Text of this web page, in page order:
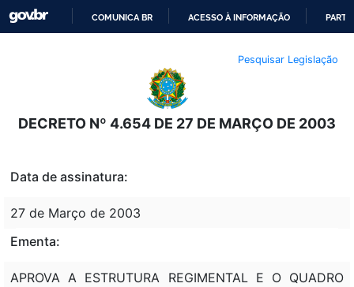
O
CONTEÚDO
COMUNICA BR ACESSO À INFORMAÇÃO
Pesquisar Legislação
DECRETO Nº 4.654 DE 27 DE MARÇO DE 2003
Data de assinatura:
27 de Março de 2003
Ementa:
APROVA A ESTRUTURA REGIMENTAL E O QUADRO